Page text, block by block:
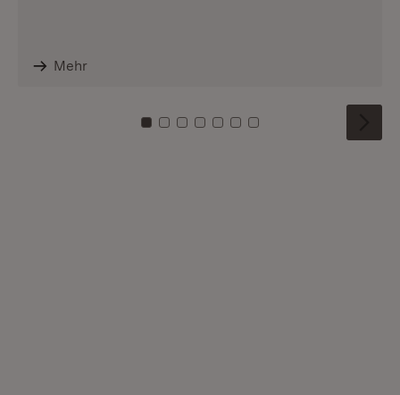
Mehr
Zu Kachel: 0
Zu Kachel: 1
Zu Kachel: 2
Zu Kachel: 3
Zu Kachel: 4
Zu Kachel: 5
Zu Kachel: 6